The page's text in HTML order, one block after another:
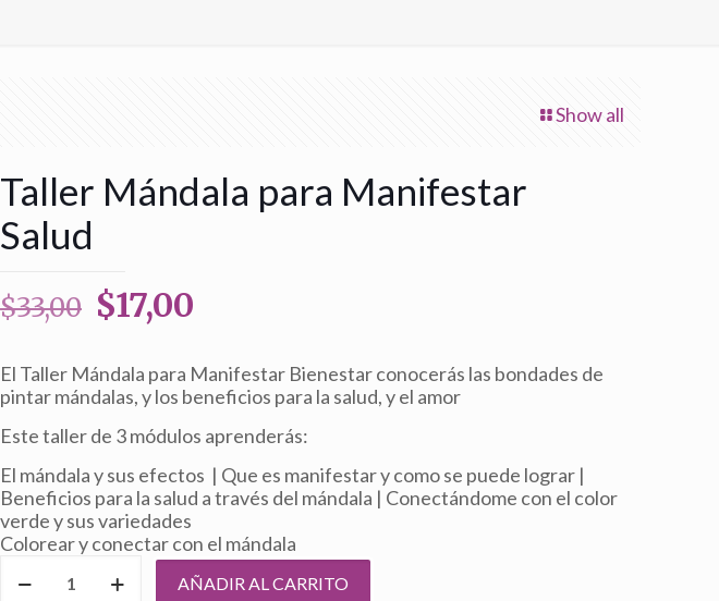
Show all
Taller Mándala para Manifestar
Salud
$33,00 El
precio
original
era:
$33,00.
$17,00
actual
es:
$17,00.
El Taller Mándala para Manifestar Bienestar conocerás las bondades de
pintar mándalas, y los beneficios para la salud, y el amor
Este taller de 3 módulos aprenderás:
El mándala y sus efectos | Que es manifestar y como se puede lograr |
Beneficios para la salud a través del mándala | Conectándome con el color
verde y sus variedades
Colorear y conectar con el mándala
Mándala
AÑADIR AL CARRITO